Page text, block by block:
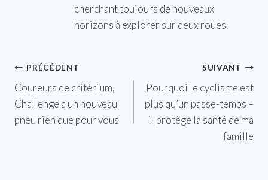
cherchant toujours de nouveaux
horizons à explorer sur deux roues.
Navigation
de
l’article
PRÉCÉDENT
Coureurs de critérium,
Challenge a un nouveau
pneu rien que pour vous
SUIVANT
Pourquoi le cyclisme est
plus qu’un passe-temps –
il protège la santé de ma
famille